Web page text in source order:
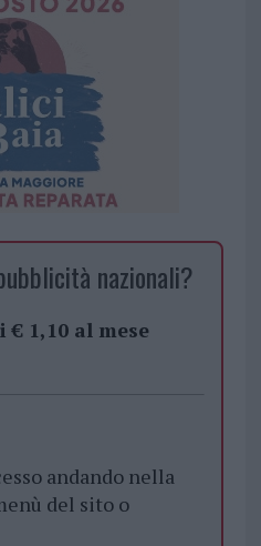
nazionali?
€ 1,10 al mese
andando nella
del sito o